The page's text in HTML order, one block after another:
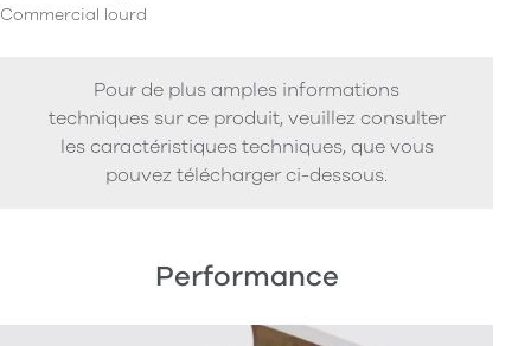
Commercial lourd
Pour de plus amples informations
techniques sur ce produit, veuillez consulter
les caractéristiques techniques, que vous
pouvez télécharger ci-dessous.
Performance